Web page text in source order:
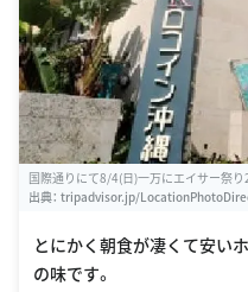
国際通りにて8/4(日)一万にエイサー祭り
出典： tripadvisor.jp/
とにかく朝食が凄くて安い
の味です。